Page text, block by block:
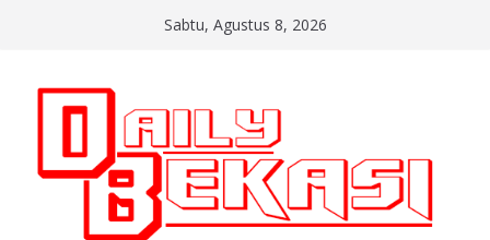
Sabtu, Agustus 8, 2026